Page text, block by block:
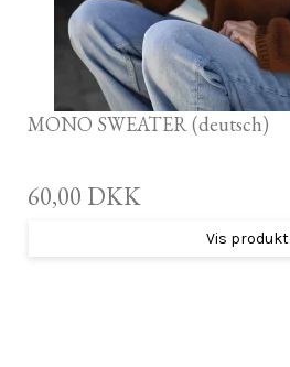
MONO SWEATER (deutsch)
60,00 DKK
Vis produkt